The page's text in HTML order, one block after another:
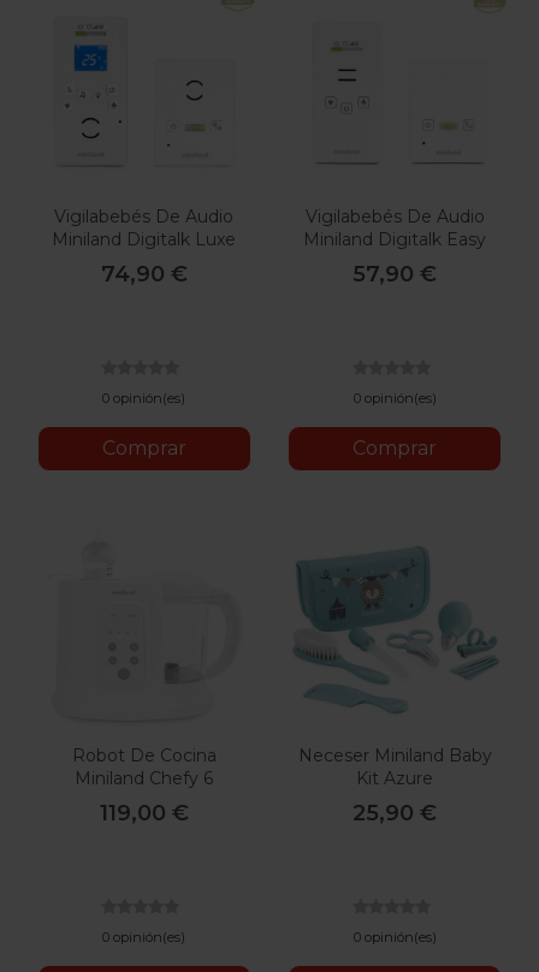
Vigilabebés De Audio
Miniland Digitalk Luxe
74,90 €
0 opinión(es)
Comprar
Vigilabebés De Audio
Miniland Digitalk Easy
57,90 €
0 opinión(es)
Comprar
Robot De Cocina
Miniland Chefy 6
119,00 €
0 opinión(es)
Neceser Miniland Baby
Kit Azure
25,90 €
0 opinión(es)